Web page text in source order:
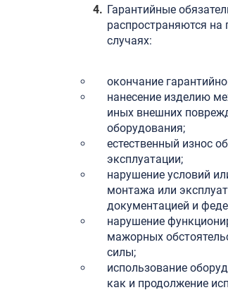
Гарантийные
распространяются
случаях:
окончание
нанесение изделию
иных внешних
оборудования;
естественный износ
эксплуатации;
нарушение условий
монтажа или
документацией и
нарушение
мажорных
силы;
использование
как и продолжение